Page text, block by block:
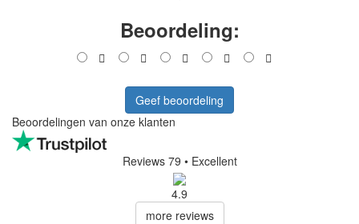
Beoordeling:
Geef beoordeling
Beoordelingen van onze klanten
Reviews 79 • Excellent
4.9
more reviews